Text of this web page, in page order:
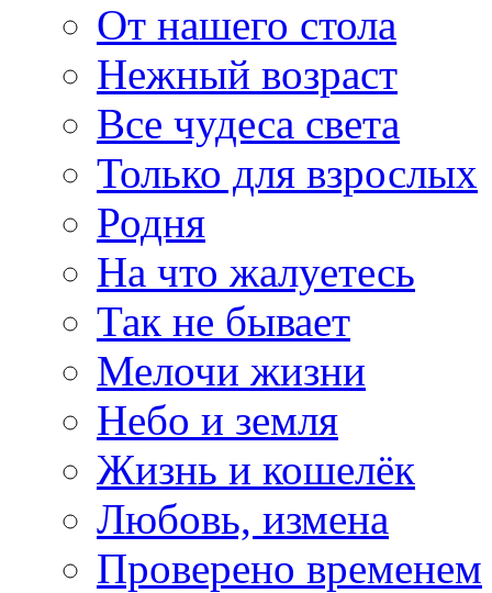
От нашего стола
Нежный возраст
Все чудеса света
Только для взрослых
Родня
На что жалуетесь
Так не бывает
Мелочи жизни
Небо и земля
Жизнь и кошелёк
Любовь, измена
Проверено временем